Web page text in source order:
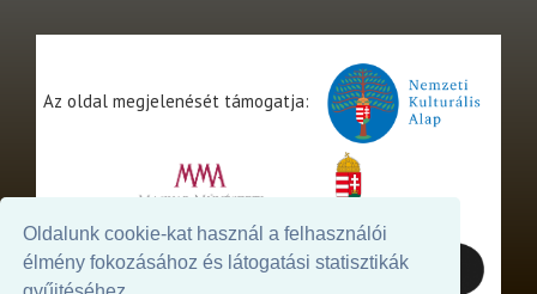
Oldalunk cookie-kat használ a felhasználói
élmény fokozásához és látogatási statisztikák
Az oldal megjelenését támogatja: